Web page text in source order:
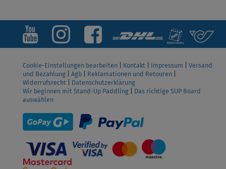
ANZEIGEN
Cookie-Einstellungen bearbeiten Kontakt Impressum
Versand
und Bezahlung
Agb Reklamationen und Retouren
Widerrufsrecht
Datenschutzerklärung
Wir beginnen mit Stand-Up Paddling
Das richtige SUP Board
auswählen